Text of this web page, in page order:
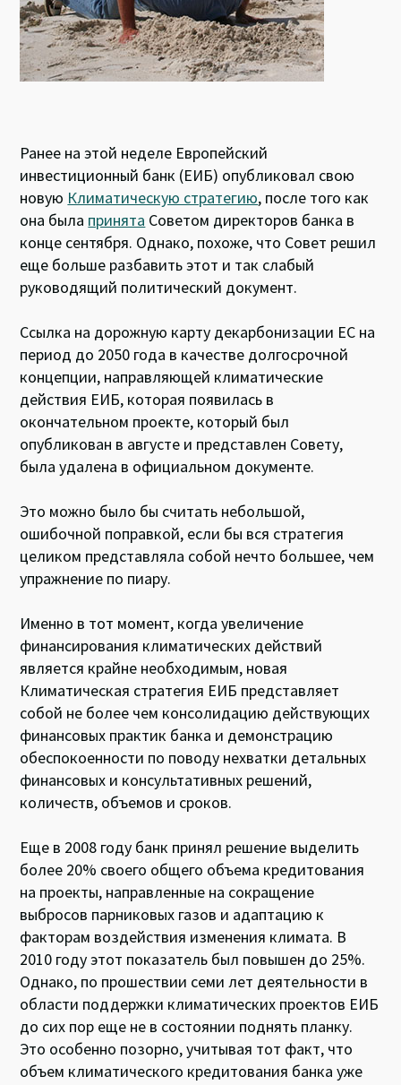
Ранее на этой неделе Европейский
инвестиционный банк (ЕИБ) опубликовал свою
новую Климатическую стратегию, после того как
она была принята Советом директоров банка в
конце сентября. Однако, похоже, что Совет решил
еще больше разбавить этот и так слабый
руководящий политический документ.
Ссылка на дорожную карту декарбонизации ЕС на
период до 2050 года в качестве долгосрочной
концепции, направляющей климатические
действия ЕИБ, которая появилась в
окончательном проекте, который был
опубликован в августе и представлен Совету,
была удалена в официальном документе.
Это можно было бы считать небольшой,
ошибочной поправкой, если бы вся стратегия
целиком представляла собой нечто большее, чем
упражнение по пиару.
Именно в тот момент, когда увеличение
финансирования климатических действий
является крайне необходимым, новая
Климатическая стратегия ЕИБ представляет
собой не более чем консолидацию действующих
финансовых практик банка и демонстрацию
обеспокоенности по поводу нехватки детальных
финансовых и консультативных решений,
количеств, объемов и сроков.
Еще в 2008 году банк принял решение выделить
более 20% своего общего объема кредитования
на проекты, направленные на сокращение
выбросов парниковых газов и адаптацию к
факторам воздействия изменения климата. В
2010 году этот показатель был повышен до 25%.
Однако, по прошествии семи лет деятельности в
области поддержки климатических проектов ЕИБ
до сих пор еще не в состоянии поднять планку.
Это особенно позорно, учитывая тот факт, что
объем климатического кредитования банка уже